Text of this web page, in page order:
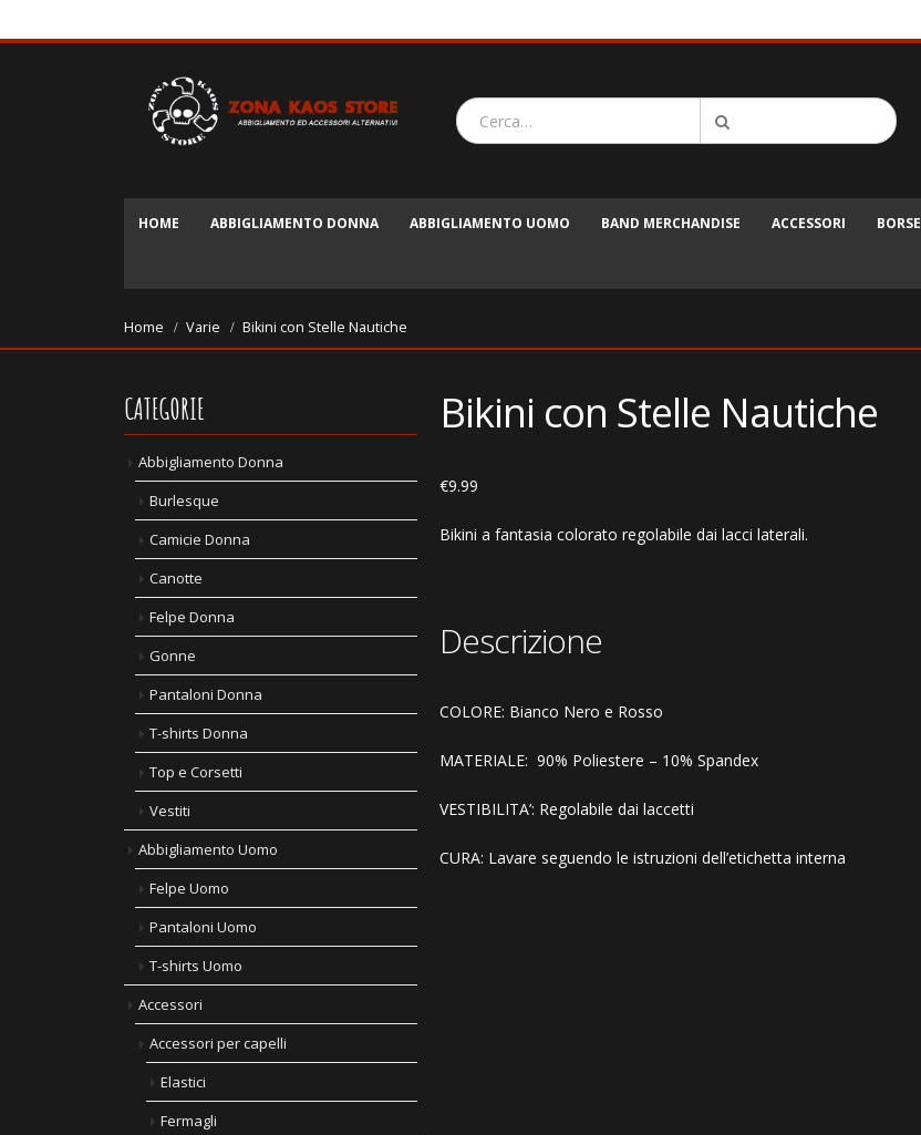
HOME ABBIGLIAMENTO DONNA ABBIGLIAMENTO UOMO BAND MERCHANDISE ACCESSORI BORSE
Home Varie Bikini con Stelle Nautiche
Bikini con Stelle Nautiche
€9.99
Bikini a fantasia colorato regolabile dai lacci laterali.
Descrizione
COLORE: Bianco Nero e Rosso
MATERIALE: 90% Poliestere – 10% Spandex
VESTIBILITA’: Regolabile dai laccetti
CURA: Lavare seguendo le istruzioni dell’etichetta interna
CATEGORIE
Abbigliamento Donna
Burlesque
Camicie Donna
Canotte
Felpe Donna
Gonne
Pantaloni Donna
T-shirts Donna
Top e Corsetti
Vestiti
Abbigliamento Uomo
Felpe Uomo
Pantaloni Uomo
T-shirts Uomo
Accessori
Accessori per capelli
Elastici
Fermagli